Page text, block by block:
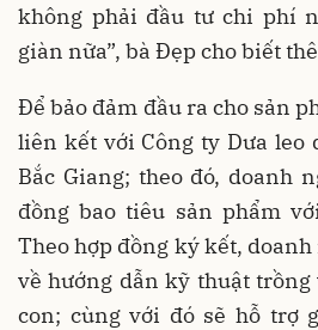
không phải đầu tư chi phí
giàn nữa”, bà Đẹp cho biết
Để bảo đảm đầu ra cho sản
liên kết với Công ty Dưa
Bắc Giang; theo đó, doanh
đồng bao tiêu sản phẩm
Theo hợp đồng ký kết,
về hướng dẫn kỹ thuật trồng
con; cùng với đó sẽ hỗ trợ